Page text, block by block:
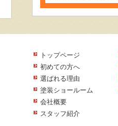
トップページ
初めての方へ
選ばれる理由
塗装ショールーム
会社概要
スタッフ紹介